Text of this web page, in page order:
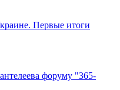
Первые итоги
форуму "365-